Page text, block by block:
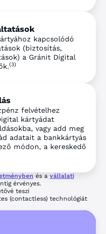
kapcsolódó
(biztosítás,
a Gránit Digital
(3)
felvételhez
kártyádat
vagy add meg
adatait a bankkártyás
módon, a kereskedő
és a vállalati
érvényes.
teszi
(contactless) technológiát